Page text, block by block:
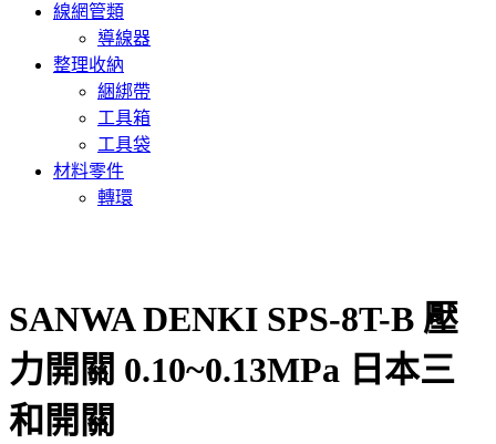
線網管類
導線器
整理收納
綑綁帶
工具箱
工具袋
材料零件
轉環
SANWA DENKI SPS-8T-B 壓
力開關 0.10~0.13MPa 日本三
和開關